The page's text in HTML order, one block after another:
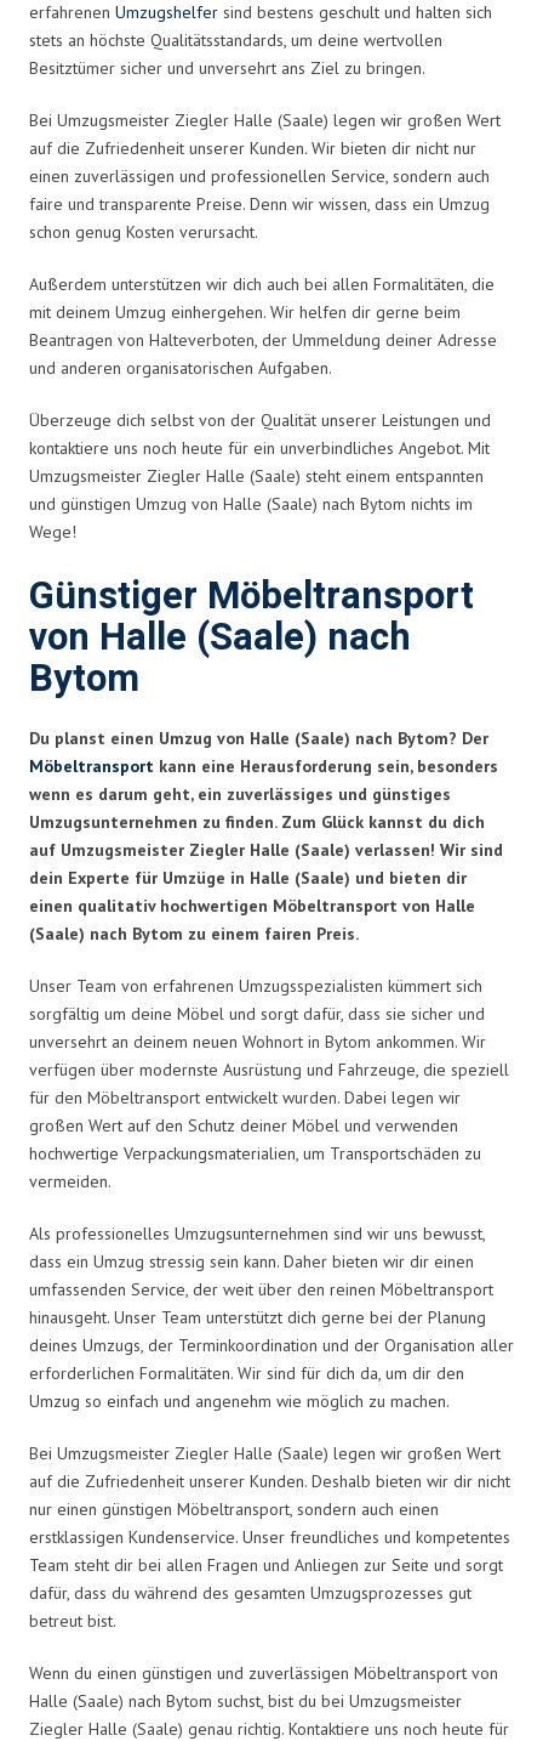
erfahrenen Umzugshelfer sind bestens geschult und halten sich
stets an höchste Qualitätsstandards, um deine wertvollen
Besitztümer sicher und unversehrt ans Ziel zu bringen.
Bei Umzugsmeister Ziegler Halle (Saale) legen wir großen Wert
auf die Zufriedenheit unserer Kunden. Wir bieten dir nicht nur
einen zuverlässigen und professionellen Service, sondern auch
faire und transparente Preise. Denn wir wissen, dass ein Umzug
schon genug Kosten verursacht.
Außerdem unterstützen wir dich auch bei allen Formalitäten, die
mit deinem Umzug einhergehen. Wir helfen dir gerne beim
Beantragen von Halteverboten, der Ummeldung deiner Adresse
und anderen organisatorischen Aufgaben.
Überzeuge dich selbst von der Qualität unserer Leistungen und
kontaktiere uns noch heute für ein unverbindliches Angebot. Mit
Umzugsmeister Ziegler Halle (Saale) steht einem entspannten
und günstigen Umzug von Halle (Saale) nach Bytom nichts im
Wege!
Günstiger Möbeltransport
von Halle (Saale) nach
Bytom
Du planst einen Umzug von Halle (Saale) nach Bytom? Der
Möbeltransport kann eine Herausforderung sein, besonders
wenn es darum geht, ein zuverlässiges und günstiges
Umzugsunternehmen zu finden. Zum Glück kannst du dich
auf Umzugsmeister Ziegler Halle (Saale) verlassen! Wir sind
dein Experte für Umzüge in Halle (Saale) und bieten dir
einen qualitativ hochwertigen Möbeltransport von Halle
(Saale) nach Bytom zu einem fairen Preis.
Unser Team von erfahrenen Umzugsspezialisten kümmert sich
sorgfältig um deine Möbel und sorgt dafür, dass sie sicher und
unversehrt an deinem neuen Wohnort in Bytom ankommen. Wir
verfügen über modernste Ausrüstung und Fahrzeuge, die speziell
für den Möbeltransport entwickelt wurden. Dabei legen wir
großen Wert auf den Schutz deiner Möbel und verwenden
hochwertige Verpackungsmaterialien, um Transportschäden zu
vermeiden.
Als professionelles Umzugsunternehmen sind wir uns bewusst,
dass ein Umzug stressig sein kann. Daher bieten wir dir einen
umfassenden Service, der weit über den reinen Möbeltransport
hinausgeht. Unser Team unterstützt dich gerne bei der Planung
deines Umzugs, der Terminkoordination und der Organisation aller
erforderlichen Formalitäten. Wir sind für dich da, um dir den
Umzug so einfach und angenehm wie möglich zu machen.
Bei Umzugsmeister Ziegler Halle (Saale) legen wir großen Wert
auf die Zufriedenheit unserer Kunden. Deshalb bieten wir dir nicht
nur einen günstigen Möbeltransport, sondern auch einen
erstklassigen Kundenservice. Unser freundliches und kompetentes
Team steht dir bei allen Fragen und Anliegen zur Seite und sorgt
dafür, dass du während des gesamten Umzugsprozesses gut
betreut bist.
Wenn du einen günstigen und zuverlässigen Möbeltransport von
Halle (Saale) nach Bytom suchst, bist du bei Umzugsmeister
Ziegler Halle (Saale) genau richtig. Kontaktiere uns noch heute für